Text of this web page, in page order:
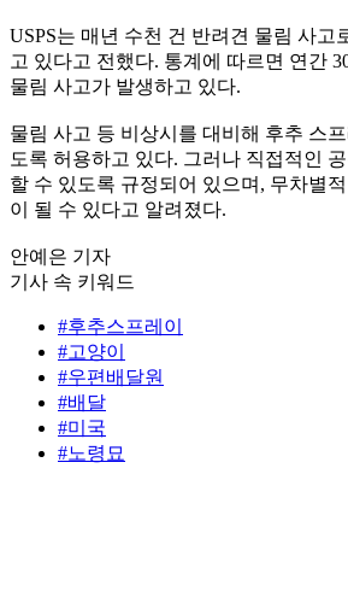
USPS는 매년 수천 건 반려견 물림 사고
고 있다고 전했다. 통계에 따르면 연간
물림 사고가 발생하고 있다.
물림 사고 등 비상시를 대비해 후추 스
도록 허용하고 있다. 그러나 직접적인
할 수 있도록 규정되어 있으며, 무차별
이 될 수 있다고 알려졌다.
안예은 기자
기사 속 키워드
#후추스프레이
#고양이
#우편배달원
#배달
#미국
#노령묘